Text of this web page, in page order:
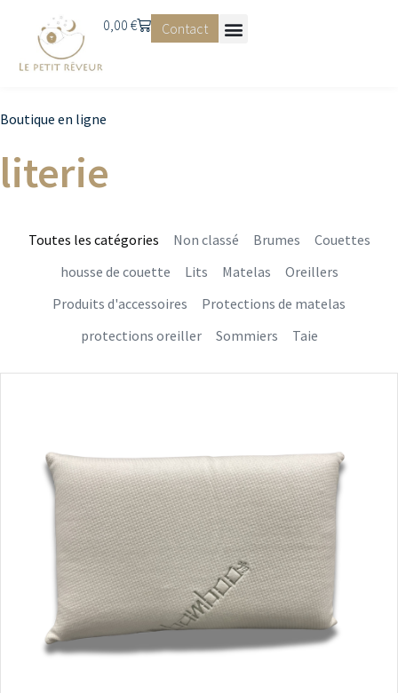
0,00 € Contact
Boutique en ligne
literie
Non classé Brumes
Couettes
housse de couette
Lits Matelas
Oreillers
Produits d'accessoires
Protections de matelas
protections oreiller
Sommiers Taie
Toutes les catégories